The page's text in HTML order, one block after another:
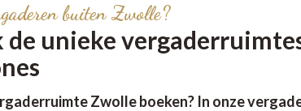
buiten Zwolle?
de unieke
Zwolle boeken? In onze